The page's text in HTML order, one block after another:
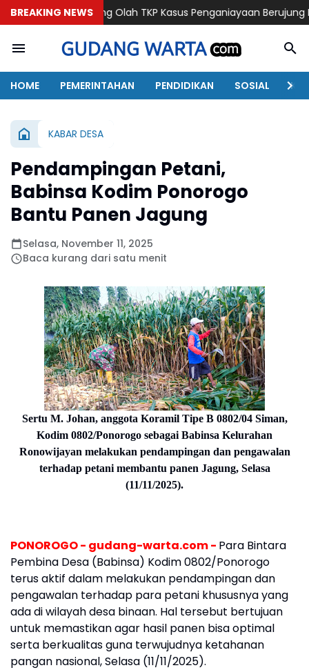
BREAKING NEWS
Olah TKP Kasus Penganiayaan Berujung Meninggal
HOME PEMERINTAHAN PENDIDIKAN SOSIAL
KABAR DESA
Pendampingan Petani,
Babinsa Kodim Ponorogo
Bantu Panen Jagung
Selasa, November 11, 2025
Baca kurang dari satu menit
Sertu M. Johan, anggota Koramil Tipe B 0802/04 Siman,
Kodim 0802/Ponorogo sebagai Babinsa Kelurahan
Ronowijayan melakukan pendampingan dan pengawalan
terhadap petani membantu panen Jagung, Selasa
(11/11/2025).
PONOROGO - gudang-warta.com - Para Bintara
Pembina Desa (Babinsa) Kodim 0802/Ponorogo
terus aktif dalam melakukan pendampingan dan
pengawalan terhadap para petani khususnya yang
ada di wilayah desa binaan. Hal tersebut bertujuan
untuk memastikan agar hasil panen bisa optimal
serta berkualitas guna terwujudnya ketahanan
pangan nasional, Selasa (11/11/2025).